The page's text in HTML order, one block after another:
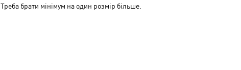
Треба брати мінімум на один розмір більше.